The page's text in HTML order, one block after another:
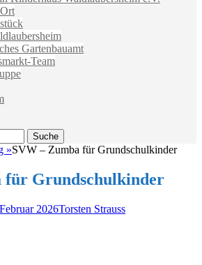
Gartenbauamt
Team
»SVW – Zumba für Grundschulkinder
für Grundschulkinder
2026Autor
Torsten Strauss